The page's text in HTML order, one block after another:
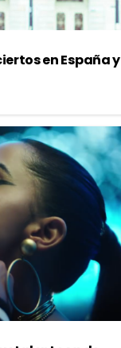
en España y